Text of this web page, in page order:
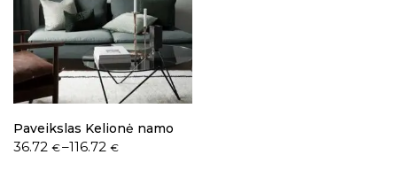
Paveikslas Kelionė namo
36.72 €–116.72€